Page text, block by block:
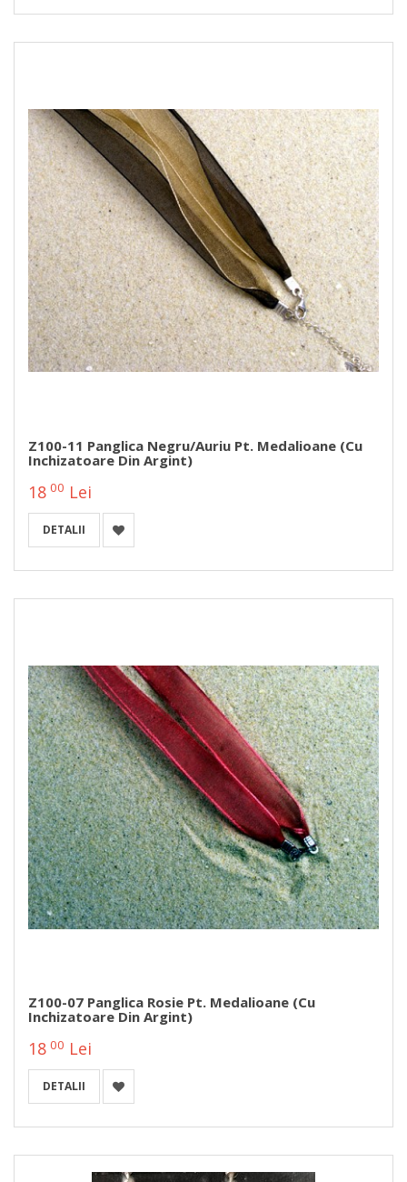
Z100-11 Panglica Negru/auriu Pt. Medalioane (cu
Inchizatoare Din Argint)
18 00 Lei
DETALII
Z100-07 Panglica Rosie Pt. Medalioane (cu
Inchizatoare Din Argint)
18 00 Lei
DETALII